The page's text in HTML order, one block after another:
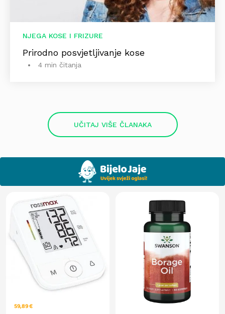
NJEGA KOSE I FRIZURE
Prirodno posvjetljivanje kose
4 min čitanja
UČITAJ VIŠE ČLANAKA
59,89 €